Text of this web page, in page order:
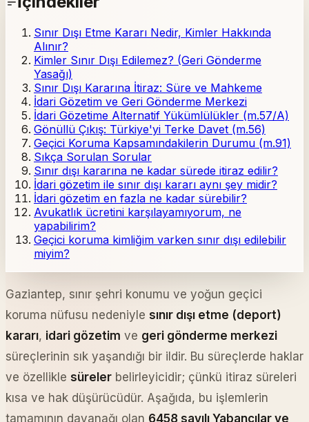
Sınır Dışı Etme Kararı Nedir, Kimler Hakkında
Alınır?
Kimler Sınır Dışı Edilemez? (Geri Gönderme
Yasağı)
Sınır Dışı Kararına İtiraz: Süre ve Mahkeme
İdari Gözetim ve Geri Gönderme Merkezi
İdari Gözetime Alternatif Yükümlülükler (m.57/A)
Gönüllü Çıkış: Türkiye'yi Terke Davet (m.56)
Geçici Koruma Kapsamındakilerin Durumu (m.91)
Sıkça Sorulan Sorular
Sınır dışı kararına ne kadar sürede itiraz edilir?
İdari gözetim ile sınır dışı kararı aynı şey midir?
İdari gözetim en fazla ne kadar sürebilir?
Avukatlık ücretini karşılayamıyorum, ne
yapabilirim?
Geçici koruma kimliğim varken sınır dışı edilebilir
miyim?
Gaziantep, sınır şehri konumu ve yoğun geçici
koruma nüfusu nedeniyle sınır dışı etme (deport)
kararı, idari gözetim ve geri gönderme merkezi
süreçlerinin sık yaşandığı bir ildir. Bu süreçlerde haklar
ve özellikle süreler belirleyicidir; çünkü itiraz süreleri
kısa ve hak düşürücüdür. Aşağıda, bu işlemlerin
tamamının dayanağı olan 6458 sayılı Yabancılar ve